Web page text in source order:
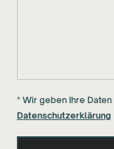
* Wir geben Ihre
Datenschutzerklärung